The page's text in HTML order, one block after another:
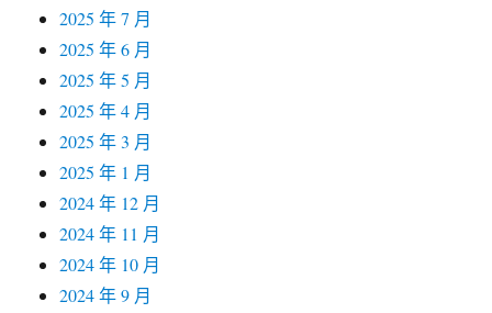
2025 年 7 月
2025 年 6 月
2025 年 5 月
2025 年 4 月
2025 年 3 月
2025 年 1 月
2024 年 12 月
2024 年 11 月
2024 年 10 月
2024 年 9 月